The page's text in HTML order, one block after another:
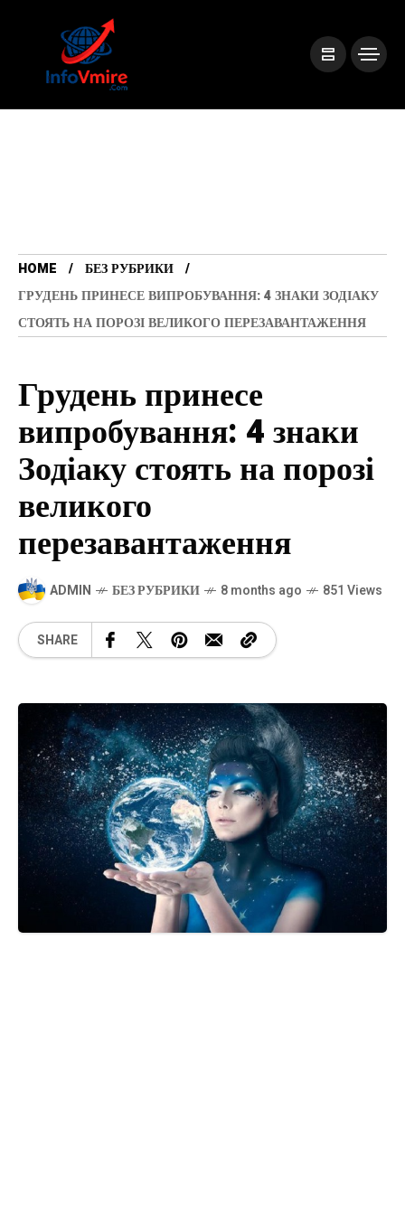
HOME
БЕЗ РУБРИКИ
ГРУДЕНЬ ПРИНЕСЕ ВИПРОБУВАННЯ: 4 ЗНАКИ ЗОДІАКУ
СТОЯТЬ НА ПОРОЗІ ВЕЛИКОГО ПЕРЕЗАВАНТАЖЕННЯ
Грудень принесе
випробування: 4 знаки
Зодіаку стоять на порозі
великого
перезавантаження
ADMIN БЕЗ РУБРИКИ 8 months ago 851 Views
SHARE